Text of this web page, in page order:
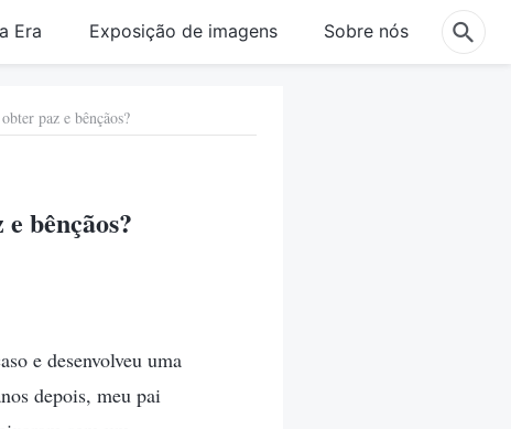
Era Exposição de imagens Sobre nós
paz e bênçãos?
bênçãos?
e desenvolveu uma
depois, meu pai